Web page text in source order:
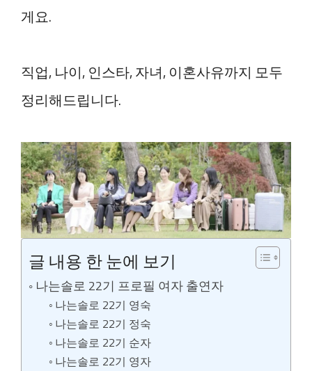
게요.
직업, 나이, 인스타, 자녀, 이혼사유까지 모두
정리해드립니다.
글 내용 한 눈에 보기
나는솔로 22기 프로필 여자 출연자
나는솔로 22기 영숙
나는솔로 22기 정숙
나는솔로 22기 순자
나는솔로 22기 영자